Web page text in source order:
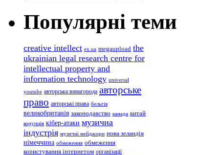
Популярні теми
creative intellect ex.ua megaupload the
ukrainian legal research centre for
intellectual property and
information technology universal
youtube авторська винагорода авторське
право авторські права бельгія
великобританія законодавство канада китай
корупція кібер-атаки музична
індустрія музичні мейджори нова зеландія
німеччина обмеження обмеження
користування інтернетом організації